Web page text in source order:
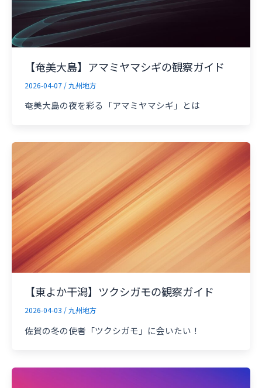
【奄美大島】アマミヤマシギの観察ガイド
2026-04-07 /九州地方
奄美大島の夜を彩る「アマミヤマシギ」とは
【東よか干潟】ツクシガモの観察ガイド
2026-04-03 /九州地方
佐賀の冬の使者「ツクシガモ」に会いたい！